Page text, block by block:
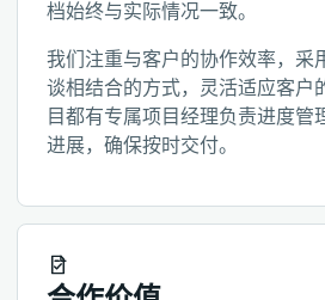
档始终与实际情况一致。
我们注重与客户的协作效率，采
谈相结合的方式，灵活适应客户
目都有专属项目经理负责进度管
进展，确保按时交付。